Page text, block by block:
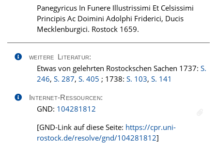
Panegyricus In Funere Illustrissimi Et Celsissimi
Principis Ac Doimini Adolphi Friderici, Ducis
Mecklenburgici. Rostock 1659.
weitere Literatur:
Etwas von gelehrten Rostockschen Sachen 1737: S.
246, S. 287, S. 405 ; 1738: S. 103, S. 141
Internet-Ressourcen:
GND: 104281812
[GND-Link auf diese Seite: https://cpr.uni-
rostock.de/resolve/gnd/104281812]